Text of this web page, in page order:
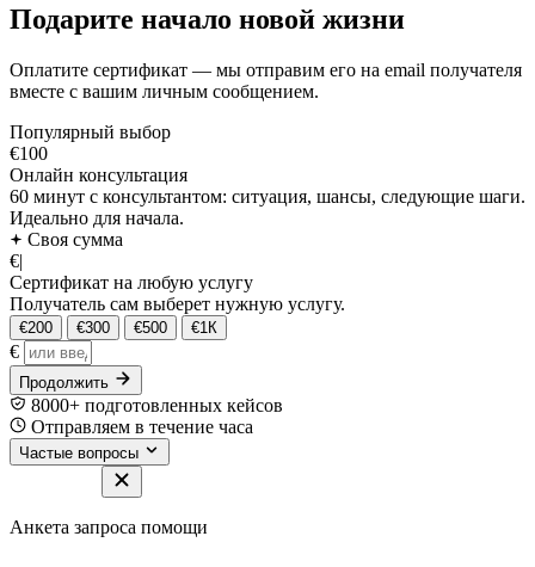
Подарите начало новой жизни
Оплатите сертификат — мы отправим его на email получателя
вместе с вашим личным сообщением.
Популярный выбор
€100
Онлайн консультация
60 минут с консультантом: ситуация, шансы, следующие шаги.
Идеально для начала.
Своя сумма
€|
Сертификат на любую услугу
Получатель сам выберет нужную услугу.
€200 €300 €500 €1К
€
Продолжить
8000+ подготовленных кейсов
Отправляем в течение часа
Частые вопросы
Анкета запроса помощи